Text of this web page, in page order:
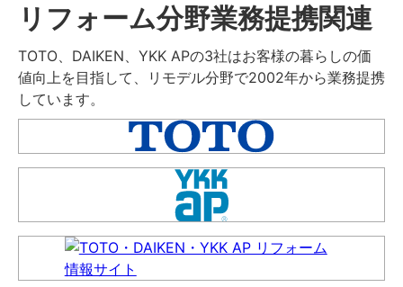
リフォーム分野業務提携関連
TOTO、DAIKEN、YKK APの3社はお客様の暮らしの価
値向上を目指して、リモデル分野で2002年から業務提携
しています。